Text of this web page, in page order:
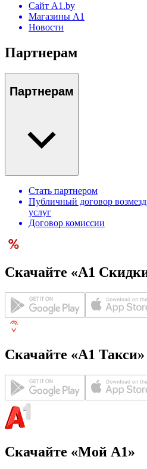
Сайт A1.by
Магазины А1
Новости
Партнерам
Партнерам
Стать партнером
Публичный договор
услуг
Договор комиссии
Скачайте «А1
Скачайте «А1 Такси»
Скачайте «Мой А1»